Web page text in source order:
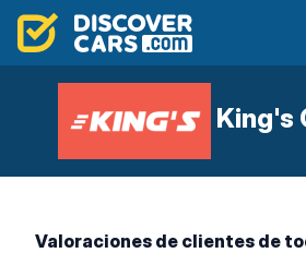
King's
Valoraciones de clientes de